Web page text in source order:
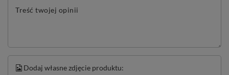
Treść twojej opinii
Dodaj własne zdjęcie produktu: